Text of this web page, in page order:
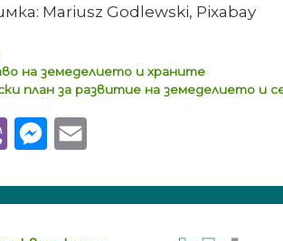
Mariusz Godlewski, Pixabay
на земеделието и храните
план за развитие на земеделието и
Viber Messenger